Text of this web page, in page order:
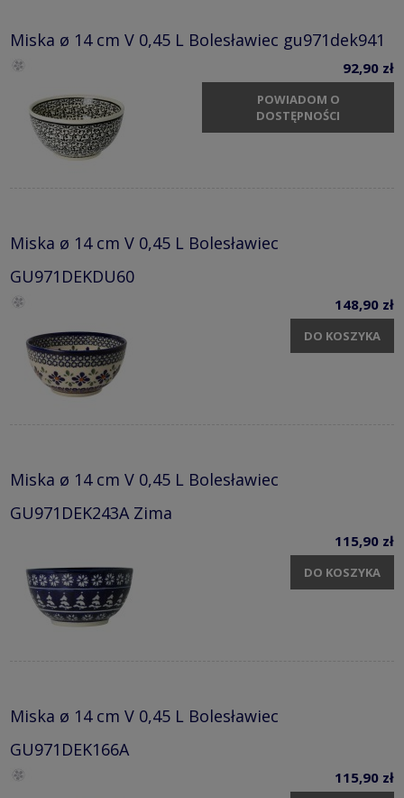
Miska ø 14 cm V 0,45 L Bolesławiec gu971dek941
92,90 zł
POWIADOM O
DOSTĘPNOŚCI
Miska ø 14 cm V 0,45 L Bolesławiec
GU971DEKDU60
148,90 zł
DO KOSZYKA
Miska ø 14 cm V 0,45 L Bolesławiec
GU971DEK243A Zima
115,90 zł
DO KOSZYKA
Miska ø 14 cm V 0,45 L Bolesławiec
GU971DEK166A
115,90 zł